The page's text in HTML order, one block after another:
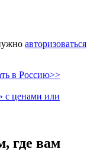
авторизоваться
в Россию>>
с ценами или
где вам